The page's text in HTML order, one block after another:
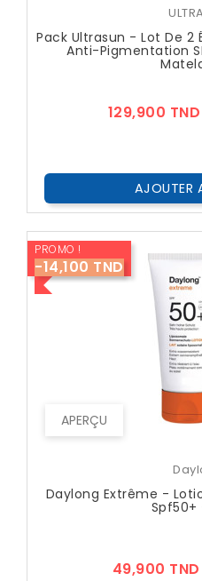
Pack Ultrasun - Lot De 2
Anti-Pigmentation
129,900 TND
AJOUTER
APERÇU
PROMO !
-14,100 TND
Daylong Extrême -
49,900 TND